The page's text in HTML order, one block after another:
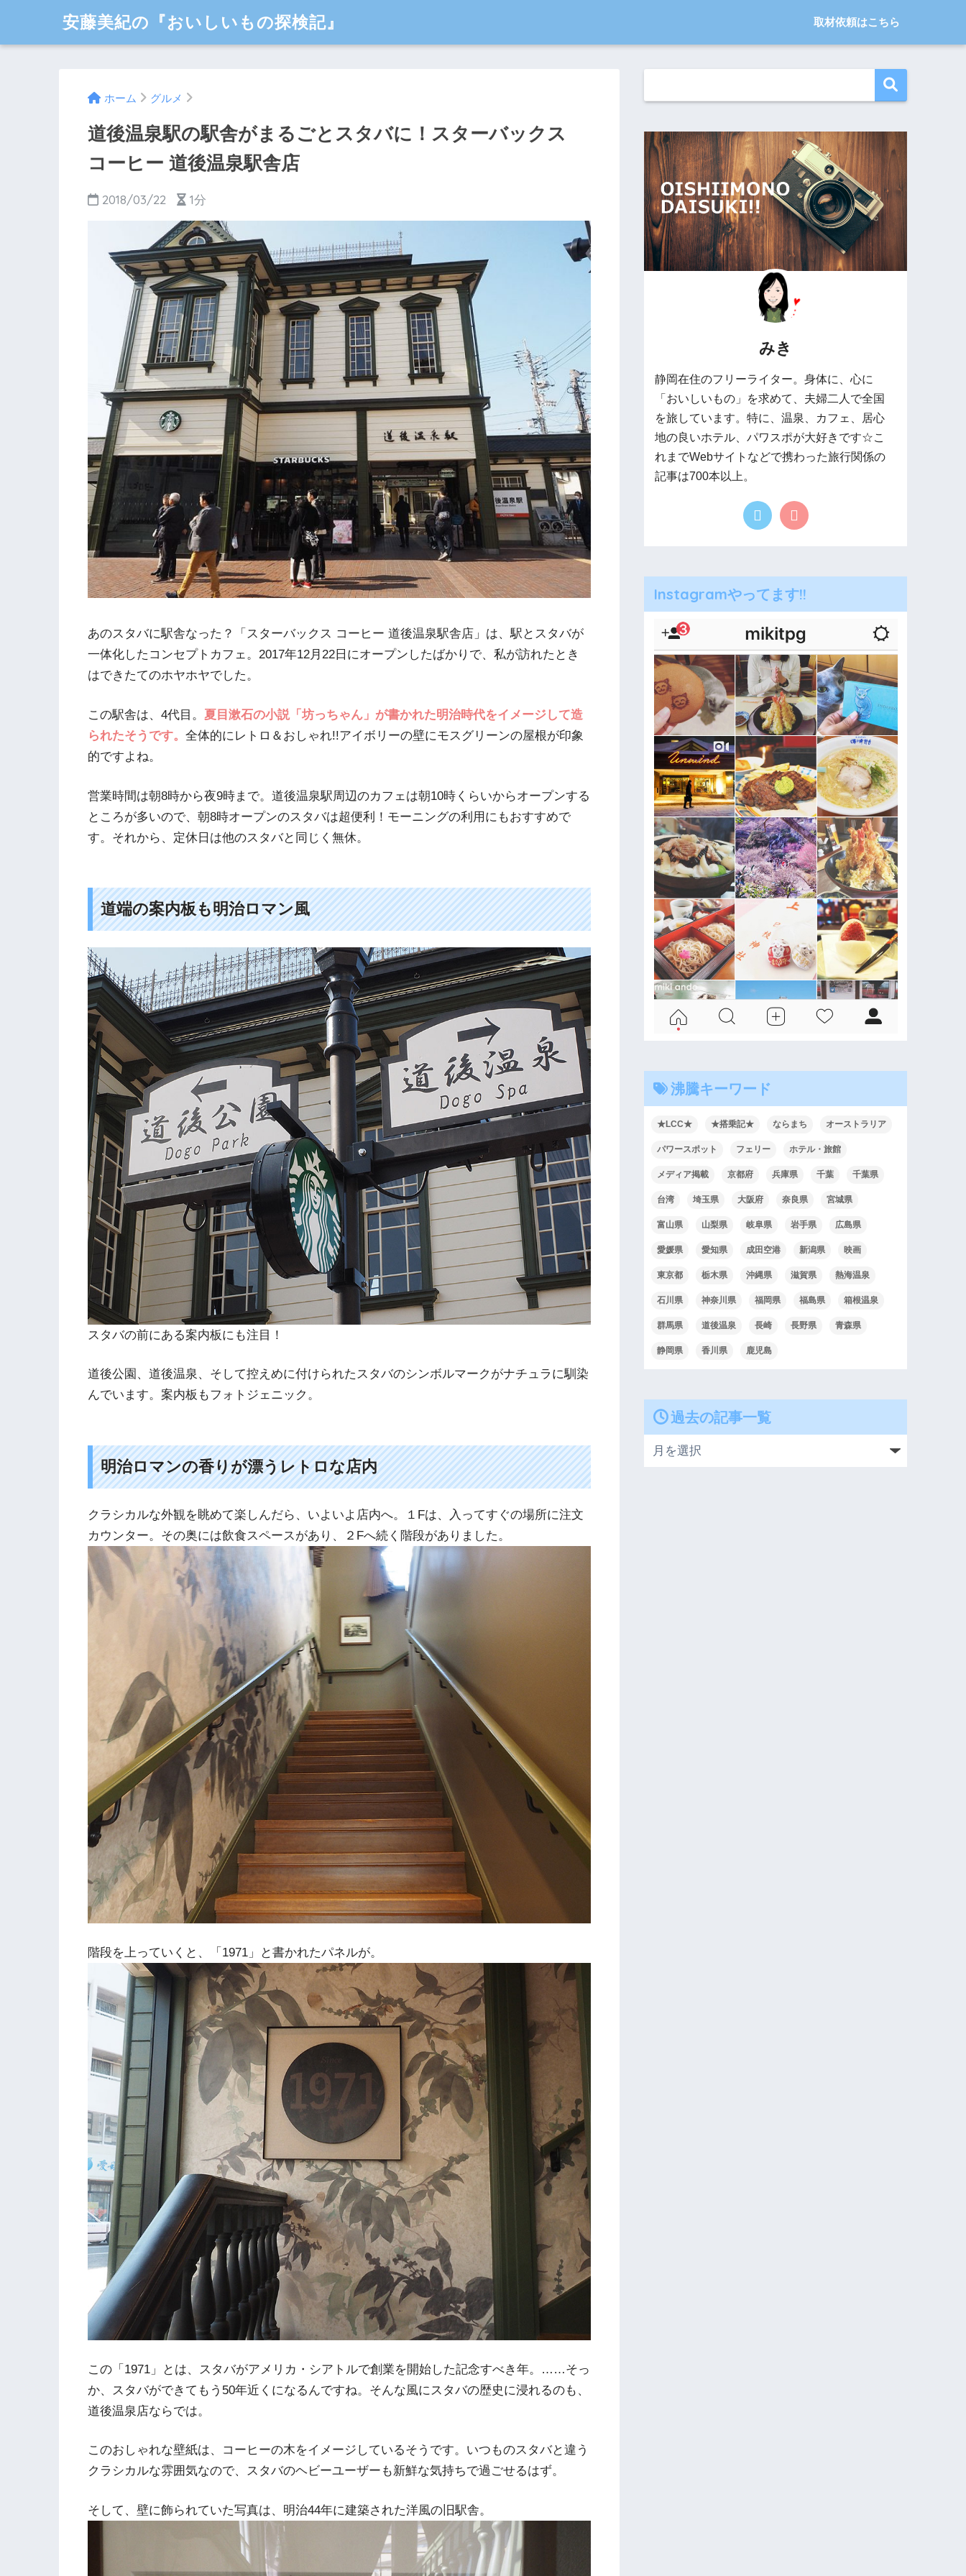
安藤美紀の『おいしいもの探検記』 取材依頼はこちら
ホーム グルメ
道後温泉駅の駅舎がまるごとスタバに！スターバックス
コーヒー 道後温泉駅舎店
2018/03/22 1分
あのスタバに駅舎なった？「スターバックス コーヒー 道後温泉駅舎店」は、駅とスタバが
一体化したコンセプトカフェ。2017年12月22日にオープンしたばかりで、私が訪れたとき
はできたてのホヤホヤでした。
この駅舎は、4代目。 夏目漱石の小説「坊っちゃん」が書かれた明治時代をイメージして造
られたそうです。 全体的にレトロ＆おしゃれ!!アイボリーの壁にモスグリーンの屋根が印象
的ですよね。
営業時間は朝8時から夜9時まで。道後温泉駅周辺のカフェは朝10時くらいからオープンする
ところが多いので、朝8時オープンのスタバは超便利！モーニングの利用にもおすすめで
す。それから、定休日は他のスタバと同じく無休。
道端の案内板も明治ロマン風
スタバの前にある案内板にも注目！
道後公園、道後温泉、そして控えめに付けられたスタバのシンボルマークがナチュラに馴染
んでいます。案内板もフォトジェニック。
明治ロマンの香りが漂うレトロな店内
クラシカルな外観を眺めて楽しんだら、いよいよ店内へ。１Fは、入ってすぐの場所に注文
カウンター。その奥には飲食スペースがあり、２Fへ続く階段がありました。
階段を上っていくと、「1971」と書かれたパネルが。
この「1971」とは、スタバがアメリカ・シアトルで創業を開始した記念すべき年。……そっ
か、スタバができてもう50年近くになるんですね。そんな風にスタバの歴史に浸れるのも、
道後温泉店ならでは。
このおしゃれな壁紙は、コーヒーの木をイメージしているそうです。いつものスタバと違う
クラシカルな雰囲気なので、スタバのヘビーユーザーも新鮮な気持ちで過ごせるはず。
そして、壁に飾られていた写真は、明治44年に建築された洋風の旧駅舎。
みき
静岡在住のフリーライター。身体に、心に
「おいしいもの」を求めて、夫婦二人で全国
を旅しています。特に、温泉、カフェ、居心
地の良いホテル、パワスポが大好きです☆こ
れまでWebサイトなどで携わった旅行関係の
記事は700本以上。
Instagramやってます!!
沸騰キーワード
★LCC★ ★搭乗記★ ならまち オーストラリア
パワースポット フェリー ホテル・旅館
メディア掲載 京都府 兵庫県 千葉 千葉県
台湾 埼玉県 大阪府 奈良県 宮城県
富山県 山梨県 岐阜県 岩手県 広島県
愛媛県 愛知県 成田空港 新潟県 映画
東京都 栃木県 沖縄県 滋賀県 熱海温泉
石川県 神奈川県 福岡県 福島県 箱根温泉
群馬県 道後温泉 長崎 長野県 青森県
静岡県 香川県 鹿児島
過去の記事一覧